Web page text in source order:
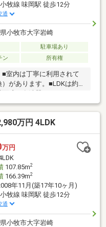
牧線 味岡駅 徒歩12分
通
小牧市大字岩崎
駐車場あり
ン 所有権
室内は丁寧に利用されて
があります。■LDKは約16
、開放感があります。■
カーポート付きの駐車場
ります。）■徒歩約15分圏
ています。■名鉄小牧線
万円 4LDK
万円
107.85m2
166.39m2
年11月(築17年10ヶ月)
牧線 味岡駅 徒歩12分
通
小牧市大字岩崎